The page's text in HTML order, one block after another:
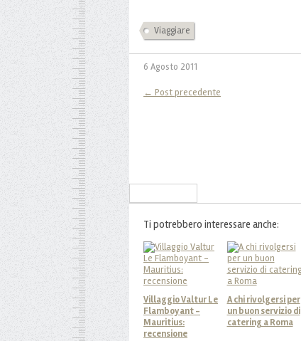
Viaggiare
6 Agosto 2011
← Post precedente
Ti potrebbero interessare anche:
Villaggio Valtur Le
Flamboyant -
Mauritius:
recensione
A chi rivolgersi per
un buon servizio di
catering a Roma